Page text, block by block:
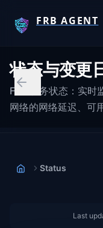
FRB AGENT
状态与变更
FRB 服务状态：实
网络的网络延迟、可
首页
Status
Last